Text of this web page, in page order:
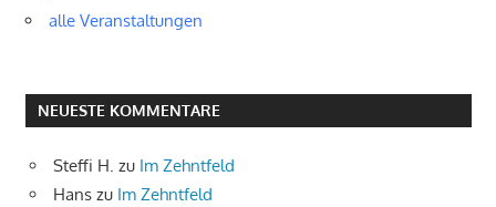
alle Veranstaltungen
NEUESTE KOMMENTARE
Steffi H. zu Im Zehntfeld
Hans zu Im Zehntfeld